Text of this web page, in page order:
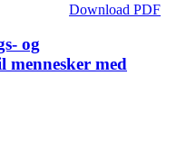
Download PDF
og
mennesker med